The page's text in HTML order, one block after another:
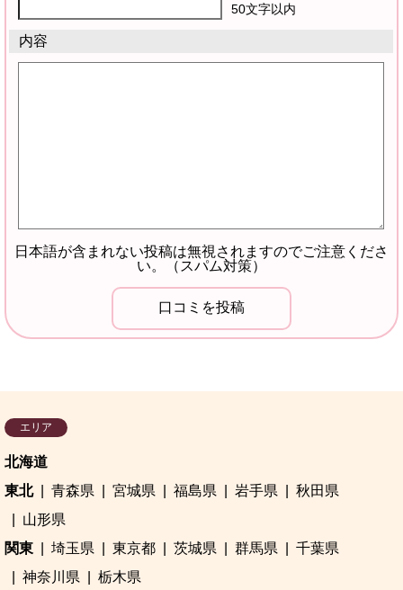
50文字以内
内容
日本語が含まれない投稿は無視されますのでご注意くださ
い。（スパム対策）
エリア
北海道
東北
青森県 宮城県 福島県 岩手県
秋田県
山形県
関東
埼玉県 東京都 茨城県 群馬県
千葉県
神奈川県
栃木県